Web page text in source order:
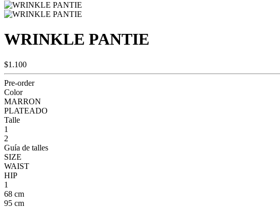
WRINKLE PANTIE
$1.100
Pre-order
Color
MARRON
PLATEADO
Talle
1
2
Guía de talles
SIZE
WAIST
HIP
1
68 cm
95 cm